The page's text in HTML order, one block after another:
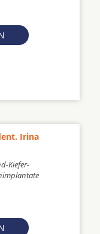
Irina
Kiefer-